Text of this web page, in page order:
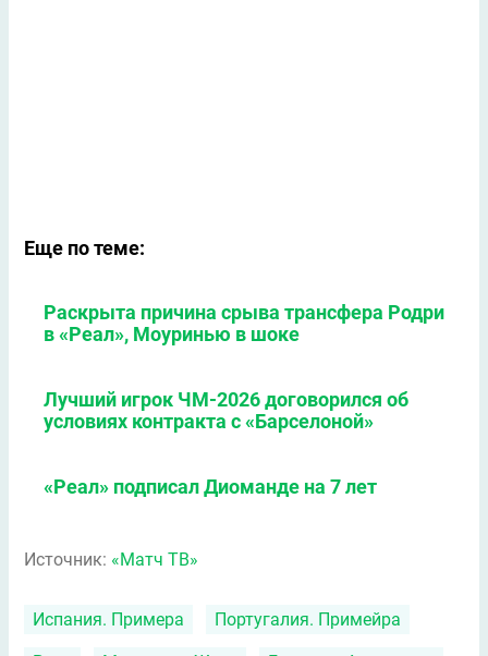
Еще по теме:
Раскрыта причина срыва трансфера Родри
в «Реал», Моуринью в шоке
Лучший игрок ЧМ-2026 договорился об
условиях контракта с «Барселоной»
«Реал» подписал Диоманде на 7 лет
Источник: «Матч ТВ»
Испания. Примера Португалия. Примейра